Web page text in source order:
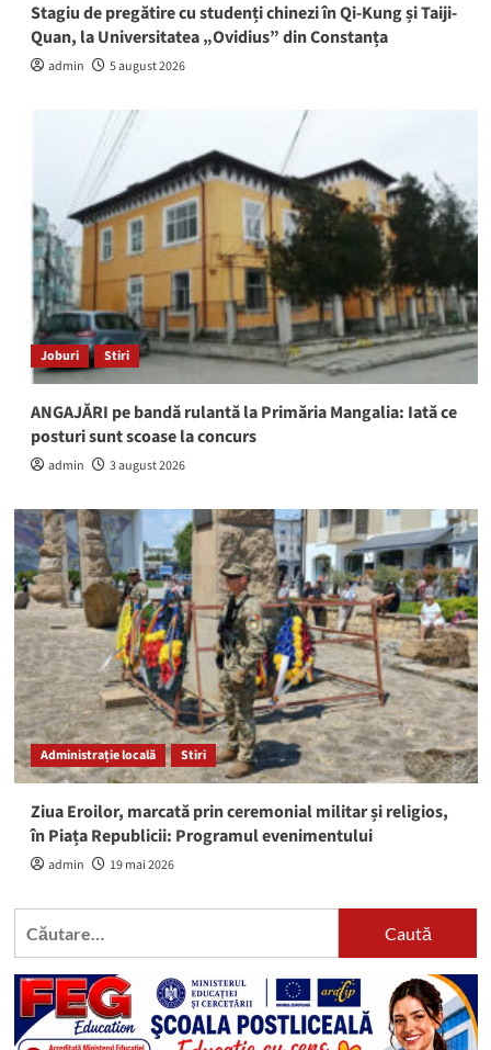
Stagiu de pregătire cu studenți chinezi în Qi-Kung și Taiji-
Quan, la Universitatea „Ovidius” din Constanța
admin 5 august 2026
Joburi Stiri
ANGAJĂRI pe bandă rulantă la Primăria Mangalia: Iată ce
posturi sunt scoase la concurs
admin 3 august 2026
Administrație locală Stiri
Ziua Eroilor, marcată prin ceremonial militar și religios,
în Piața Republicii: Programul evenimentului
admin 19 mai 2026
Caută